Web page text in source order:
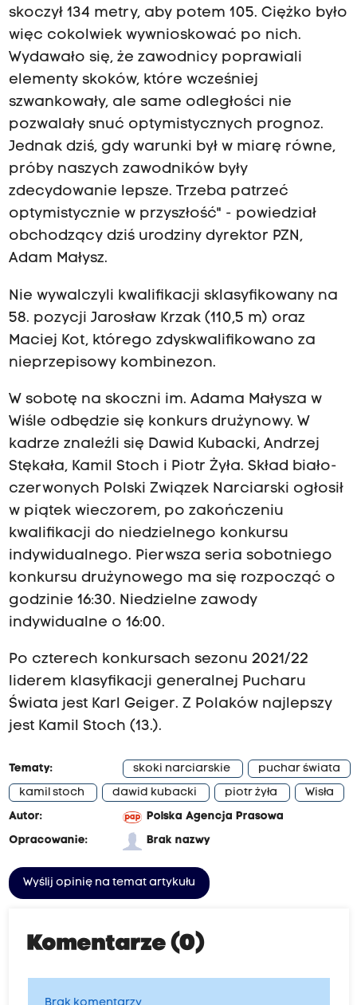
skoczył 134 metry, aby potem 105. Ciężko było
więc cokolwiek wywnioskować po nich.
Wydawało się, że zawodnicy poprawiali
elementy skoków, które wcześniej
szwankowały, ale same odległości nie
pozwalały snuć optymistycznych prognoz.
Jednak dziś, gdy warunki był w miarę równe,
próby naszych zawodników były
zdecydowanie lepsze. Trzeba patrzeć
optymistycznie w przyszłość" - powiedział
obchodzący dziś urodziny dyrektor PZN,
Adam Małysz.
Nie wywalczyli kwalifikacji sklasyfikowany na
58. pozycji Jarosław Krzak (110,5 m) oraz
Maciej Kot, którego zdyskwalifikowano za
nieprzepisowy kombinezon.
W sobotę na skoczni im. Adama Małysza w
Wiśle odbędzie się konkurs drużynowy. W
kadrze znaleźli się Dawid Kubacki, Andrzej
Stękała, Kamil Stoch i Piotr Żyła. Skład biało-
czerwonych Polski Związek Narciarski ogłosił
w piątek wieczorem, po zakończeniu
kwalifikacji do niedzielnego konkursu
indywidualnego. Pierwsza seria sobotniego
konkursu drużynowego ma się rozpocząć o
godzinie 16:30. Niedzielne zawody
indywidualne o 16:00.
Po czterech konkursach sezonu 2021/22
liderem klasyfikacji generalnej Pucharu
Świata jest Karl Geiger. Z Polaków najlepszy
jest Kamil Stoch (13.).
Tematy: skoki narciarskie
puchar świata
kamil stoch
dawid kubacki piotr żyła
Wisła
Autor:
Polska Agencja Prasowa
Opracowanie:
Brak nazwy
Wyślij opinię na temat artykułu
Komentarze (0)